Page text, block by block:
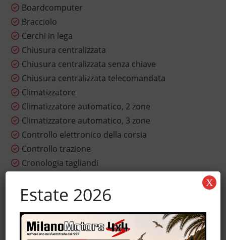
Boardcomputer
Bracciolo
Cerchi in lega
Chiusura centralizzata
Chiusura centralizzata senza chiave
Chiusura centralizzata telecomandata
Climatizzatore
Climatizzatore automatico, 2 zone
Climatizzatore automatico, 3 zone
Controllo elettronico della corsia
Controllo trazione
Cronologia tagliandi
ESP
Fendinebbia
Filtro antiparticolato
Estate 2026
X